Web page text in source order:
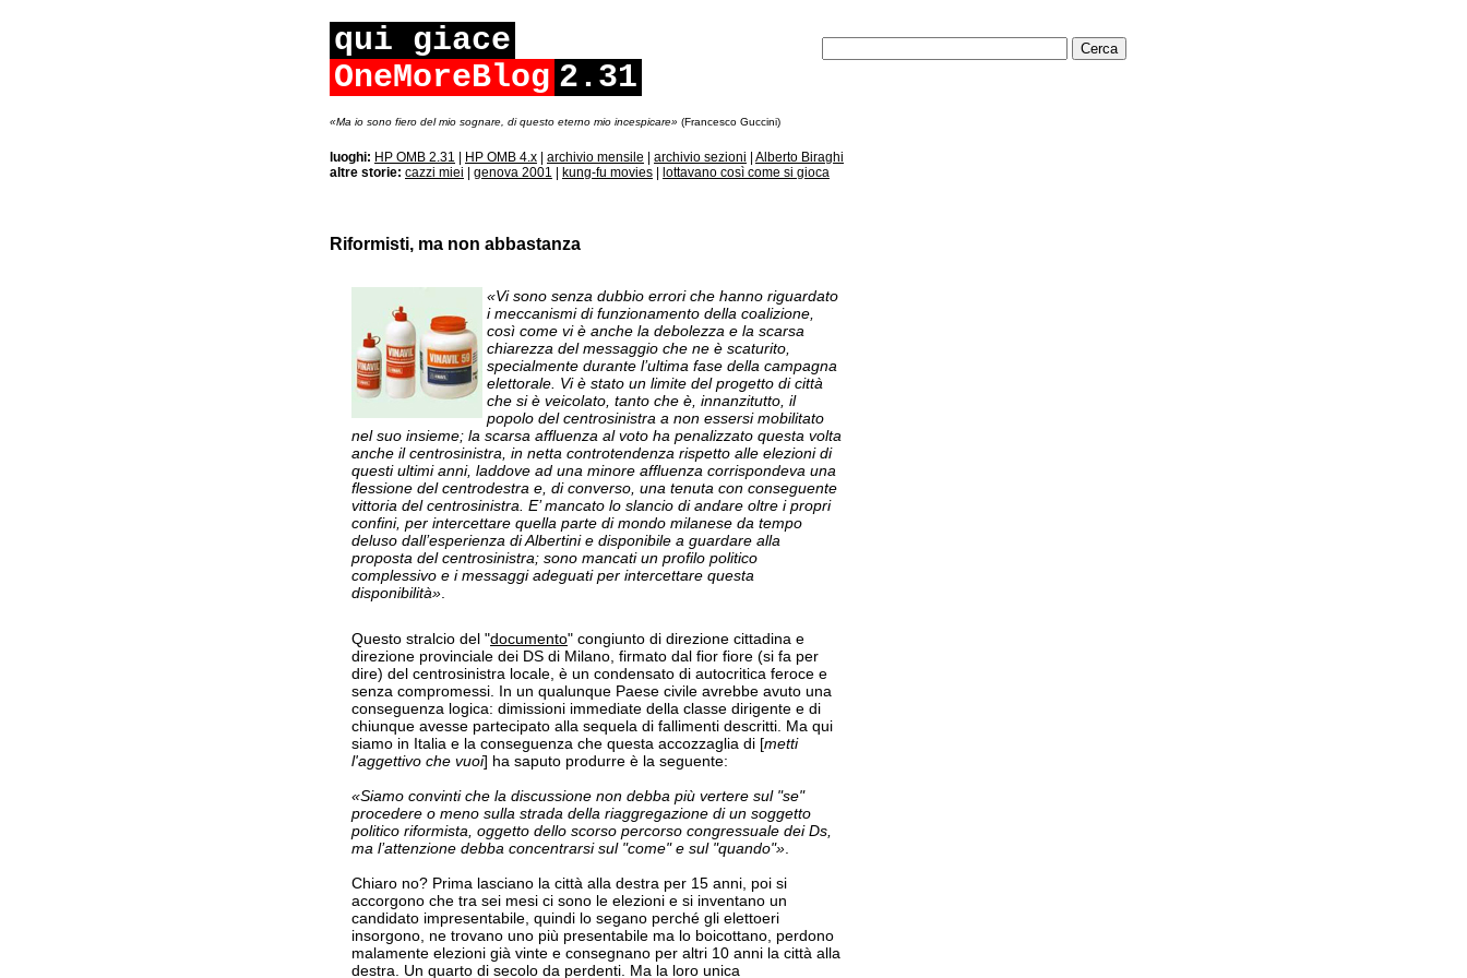
qui giace
OneMoreBlog 2.31
«Ma io sono fiero del mio sognare, di questo eterno mio incespicare» (Francesco Guccini)
luoghi: HP OMB 2.31 HP OMB 4.x archivio mensile archivio sezioni
Alberto Biraghi
altre storie: cazzi miei genova 2001 kung-fu movies lottavano così come si gioca
Riformisti, ma non abbastanza
«Vi sono senza dubbio errori che hanno riguardato
i meccanismi di funzionamento della coalizione,
così come vi è anche la debolezza e la scarsa
chiarezza del messaggio che ne è scaturito,
specialmente durante l’ultima fase della campagna
elettorale. Vi è stato un limite del progetto di città
che si è veicolato, tanto che è, innanzitutto, il
popolo del centrosinistra a non essersi mobilitato
nel suo insieme; la scarsa affluenza al voto ha penalizzato questa volta
anche il centrosinistra, in netta controtendenza rispetto alle elezioni di
questi ultimi anni, laddove ad una minore affluenza corrispondeva una
flessione del centrodestra e, di converso, una tenuta con conseguente
vittoria del centrosinistra. E’ mancato lo slancio di andare oltre i propri
confini, per intercettare quella parte di mondo milanese da tempo
deluso dall’esperienza di Albertini e disponibile a guardare alla
proposta del centrosinistra; sono mancati un profilo politico
complessivo e i messaggi adeguati per intercettare questa
disponibilità»
Questo stralcio del "documento" congiunto di direzione cittadina e
direzione provinciale dei DS di Milano, firmato dal fior fiore (si fa per
dire) del centrosinistra locale, è un condensato di autocritica feroce e
senza compromessi. In un qualunque Paese civile avrebbe avuto una
conseguenza logica: dimissioni immediate della classe dirigente e di
chiunque avesse partecipato alla sequela di fallimenti descritti. Ma qui
siamo in Italia e la conseguenza che questa accozzaglia di [metti
l'aggettivo che vuoi] ha saputo produrre è la seguente:
«Siamo convinti che la discussione non debba più vertere sul "se"
procedere o meno sulla strada della riaggregazione di un soggetto
politico riformista, oggetto dello scorso percorso congressuale dei Ds,
ma l’attenzione debba concentrarsi sul "come" e sul "quando"»
Chiaro no? Prima lasciano la città alla destra per 15 anni, poi si
accorgono che tra sei mesi ci sono le elezioni e si inventano un
candidato impresentabile, quindi lo segano perché gli elettoeri
insorgono, ne trovano uno più presentabile ma lo boicottano, perdono
malamente elezioni già vinte e consegnano per altri 10 anni la città alla
destra. Un quarto di secolo da perdenti. Ma la loro unica